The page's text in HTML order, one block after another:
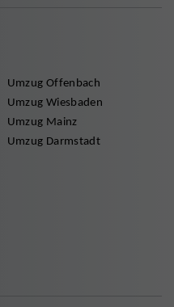
Umzug Offenbach
Umzug Wiesbaden
Umzug Mainz
Umzug Darmstadt